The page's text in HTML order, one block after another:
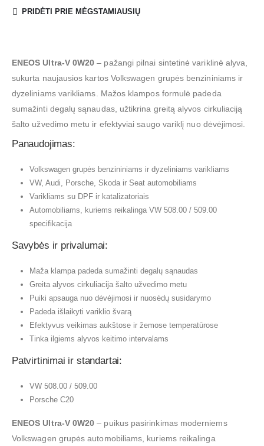
PRIDĖTI PRIE MĖGSTAMIAUSIŲ
ENEOS Ultra-V 0W20 – pažangi pilnai sintetinė variklinė alyva,
sukurta naujausios kartos Volkswagen grupės benzininiams ir
dyzeliniams varikliams. Mažos klampos formulė padeda
sumažinti degalų sąnaudas, užtikrina greitą alyvos cirkuliaciją
šalto užvedimo metu ir efektyviai saugo variklį nuo dėvėjimosi.
Panaudojimas:
Volkswagen grupės benzininiams ir dyzeliniams varikliams
VW, Audi, Porsche, Skoda ir Seat automobiliams
Varikliams su DPF ir katalizatoriais
Automobiliams, kuriems reikalinga VW 508.00 / 509.00
specifikacija
Savybės ir privalumai:
Maža klampa padeda sumažinti degalų sąnaudas
Greita alyvos cirkuliacija šalto užvedimo metu
Puiki apsauga nuo dėvėjimosi ir nuosėdų susidarymo
Padeda išlaikyti variklio švarą
Efektyvus veikimas aukštose ir žemose temperatūrose
Tinka ilgiems alyvos keitimo intervalams
Patvirtinimai ir standartai:
VW 508.00 / 509.00
Porsche C20
ENEOS Ultra-V 0W20 – puikus pasirinkimas moderniems
Volkswagen grupės automobiliams, kuriems reikalinga